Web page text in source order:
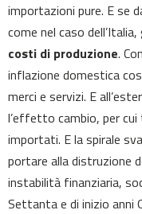
importazioni pure. E se
come nel caso
costi di produzione.
inflazione domestica
merci e servizi. E
l’effetto cambio, per cui
importati. E la spirale
portare alla distruzione
instabilità finanziaria,
Settanta e di inizio anni